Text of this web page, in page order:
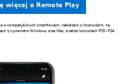
więcej o Remote Play
w kompatybilnych smartfonach i tabletach z Androidem, na
z systemem Windows oraz Mac, a także konsolach PS5 i PS4.